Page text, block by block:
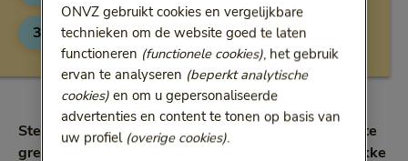
Leestijd:
3 min3 minuten10 november 2021
Stel, je hockeyt op zondag. De tegenstander is iets te
gretig en jouw knie is daar de dupe van. Met een dikke
ONVZ gebruikt cookies en vergelijkbare
technieken om de website goed te laten
functioneren (functionele cookies), het gebruik
ervan te analyseren (beperkt analytische
cookies)en om u gepersonaliseerde
advertenties en content te tonen op basis van
uw profiel (overige cookies).